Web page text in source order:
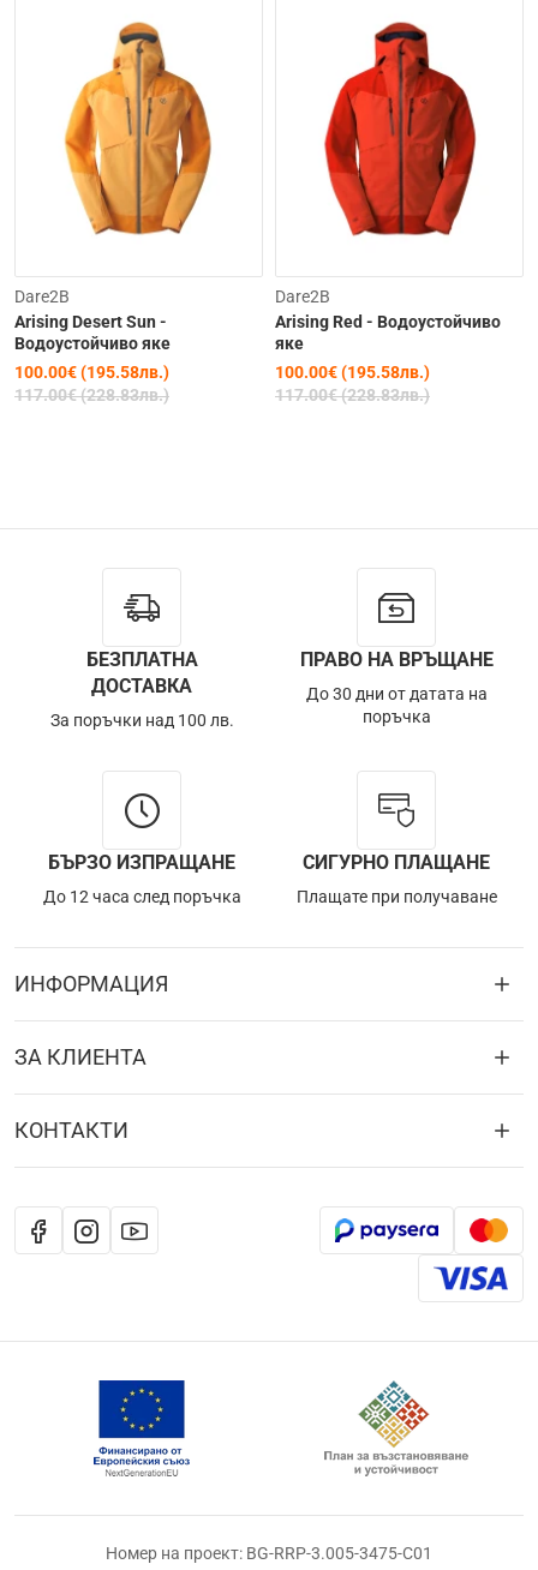
Dare2B
Arising Desert Sun -
Водоустойчиво якe
100.00€ (195.58лв.)
117.00€ (228.83лв.)
Dare2B
Arising Red - Водоустойчиво
якe
100.00€ (195.58лв.)
117.00€ (228.83лв.)
БЕЗПЛАТНА
ДОСТАВКА
За поръчки над 100 лв.
ПРАВО НА ВРЪЩАНЕ
До 30 дни от датата на
поръчка
БЪРЗО ИЗПРАЩАНЕ
До 12 часа след поръчка
СИГУРНО ПЛАЩАНЕ
Плащате при получаване
ИНФОРМАЦИЯ
ЗА КЛИЕНТА
КОНТАКТИ
Номер на проект: BG-RRP-3.005-3475-C01